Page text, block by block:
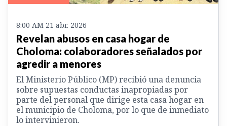
8:00 AM 21 abr. 2026
Revelan abusos en casa hogar de
Choloma: colaboradores señalados por
agredir a menores
El Ministerio Público (MP) recibió una denuncia
sobre supuestas conductas inapropiadas por
parte del personal que dirige esta casa hogar en
el municipio de Choloma, por lo que de inmediato
lo intervinieron.